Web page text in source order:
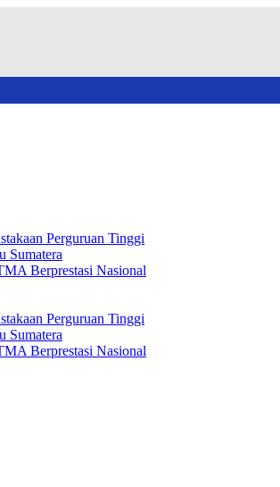
Perguruan Tinggi
Sumatera
Berprestasi Nasional
Perguruan Tinggi
Sumatera
Berprestasi Nasional